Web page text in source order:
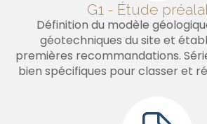
G1 - Étude
Définition du modèle
géotechniques du site et
premières recommandations.
bien spécifiques pour classer et